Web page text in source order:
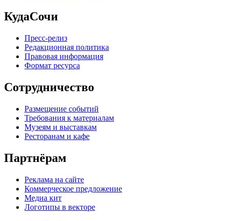
КудаСочи
Пресс-релиз
Редакционная политика
Правовая информация
Формат ресурса
Сотрудничество
Размещение событий
Требования к материалам
Музеям и выставкам
Ресторанам и кафе
Партнёрам
Реклама на сайте
Коммерческое предложение
Медиа кит
Логотипы в векторе